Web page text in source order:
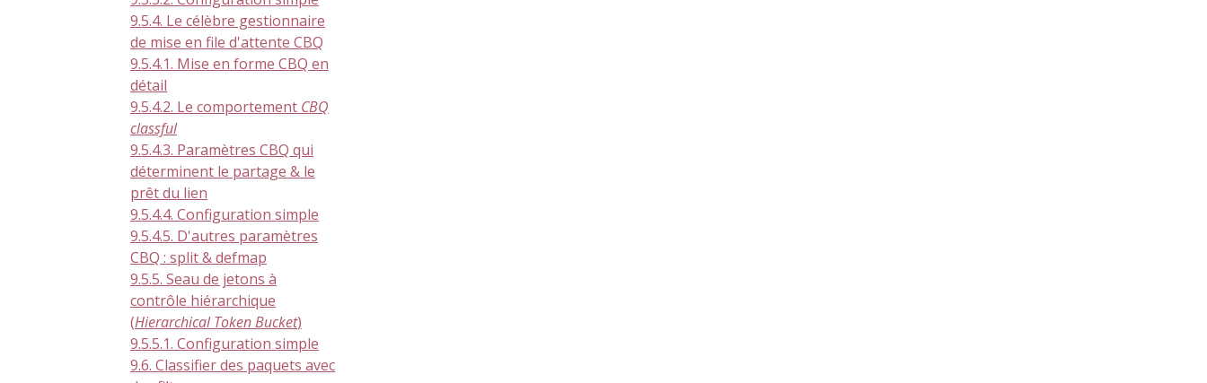
9.5.4. Le célèbre gestionnaire
de mise en file d'attente CBQ
9.5.4.1. Mise en forme CBQ en
détail
9.5.4.2. Le comportement CBQ
classful
9.5.4.3. Paramètres CBQ qui
déterminent le partage & le
prêt du lien
9.5.4.4. Configuration simple
9.5.4.5. D'autres paramètres
CBQ : split & defmap
9.5.5. Seau de jetons à
contrôle hiérarchique
(Hierarchical Token Bucket)
9.5.5.1. Configuration simple
9.6. Classifier des paquets avec